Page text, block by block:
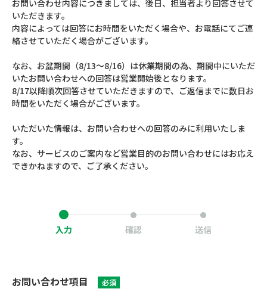
お問い合わせ内容につきましては、後日、担当者より回答させて
いただきます。
内容によっては回答にお時間をいただく場合や、お電話にてご連
絡させていただく場合がございます。
なお、お盆期間（8/13～8/16）は休業期間の為、期間中にいただ
いたお問い合わせへの回答は営業開始後となります。
8/17以降順次回答させていただきますので、ご返信までに数日お
時間をいただく場合がございます。
いただいた情報は、お問い合わせへの回答のみに利用いたしま
す。
なお、サービスのご案内など営業目的のお問い合わせにはお応え
できかねますので、ご了承ください。
入力 確認 送信
お問い合わせ項目 必須